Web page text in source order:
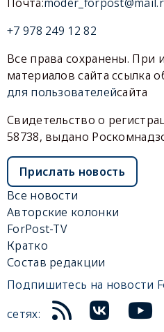
Почта:
+7 978 249 12 82
Все права сохранены. При
материалов сайта ссылка
для пользователейсайта
Свидетельство о
58738, выдано
Прислать новость
Все новости
Авторские колонки
ForPost-TV
Кратко
Состав редакции
Подпишитесь на новости
сетях: